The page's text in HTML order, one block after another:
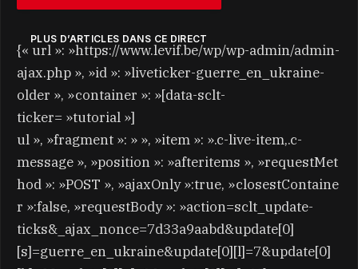
PLUS D’ARTICLES DANS CE DIRECT
{« url »: »https://www.levif.be/wp/wp-admin/admin-
ajax.php », »id »: »liveticker-guerre_en_ukraine-
older », »container »: »[data-sclt-
ticker= »tutorial »]
ul », »fragment »: » », »item »: ».c-live-item,.c-
message », »position »: »afteritems », »requestMet
hod »: »POST », »ajaxOnly »:true, »closestContaine
r »:false, »requestBody »: »action=sclt_update-
ticks&_ajax_nonce=7d33a9aabd&update[0]
[s]=guerre_en_ukraine&update[0][l]=7&update[0]